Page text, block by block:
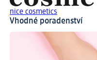
nice cosmetics
Vhodné poradenství